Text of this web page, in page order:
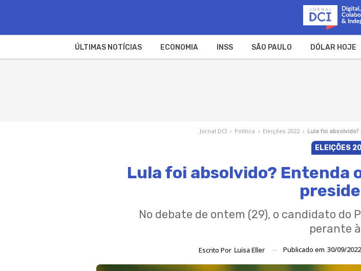
ÚLTIMAS NOTÍCIAS ECONOMIA INSS SÃO PAULO DÓLAR HOJE
Jornal DCI › Política › Eleições 2022 › Lula foi
ELEIÇÕES
Lula foi absolvido? Entenda
No debate de ontem (29), o candidato do
perante
Escrito Por Luisa Eller Publicado em 30/09/